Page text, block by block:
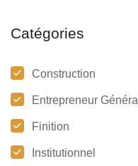
Catégories
Construction
Entrepreneur Général
Finition
Institutionnel